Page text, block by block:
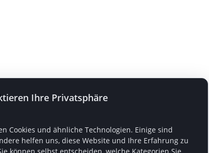
Ihre Privatsphäre
Cookies und ähnliche Technologien. Einige sind
helfen uns, diese Website und Ihre Erfahrung zu